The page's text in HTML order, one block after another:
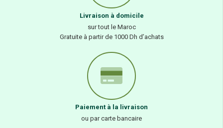
Livraison à domicile
sur tout le Maroc
Gratuite à partir de 1000 Dh d’achats
Paiement à la livraison
ou par carte bancaire